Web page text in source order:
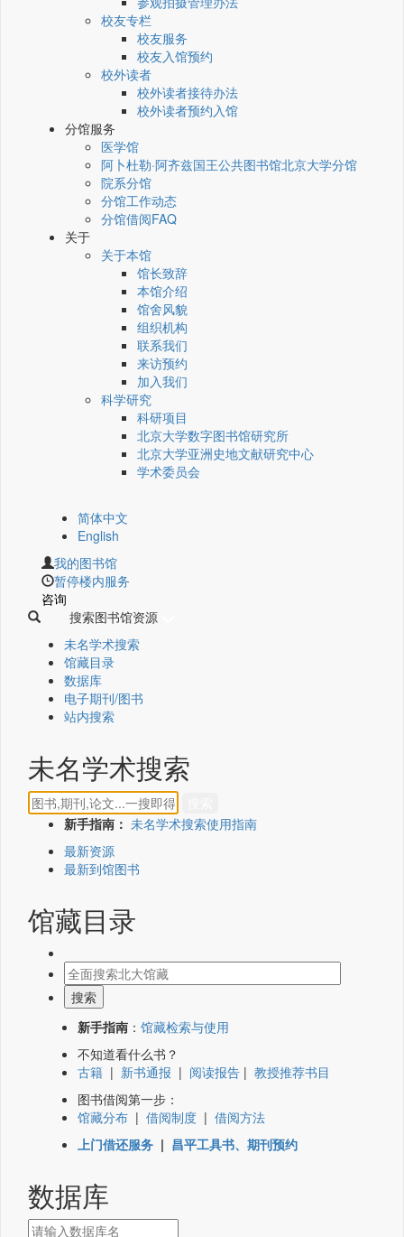
校友专栏
校友服务
校友入馆预约
校外读者
校外读者接待办法
校外读者预约入馆
分馆服务
医学馆
阿卜杜勒·阿齐兹国王公共图书馆北京大学分馆
院系分馆
分馆工作动态
分馆借阅FAQ
关于
关于本馆
馆长致辞
本馆介绍
馆舍风貌
组织机构
联系我们
来访预约
加入我们
科学研究
科研项目
北京大学数字图书馆研究所
北京大学亚洲史地文献研究中心
学术委员会
简体中文
English
我的图书馆
暂停楼内服务
咨询
搜索图书馆资源
未名学术搜索
馆藏目录
数据库
电子期刊/图书
站内搜索
未名学术搜索
新手指南： 未名学术搜索使用指南
最新资源
最新到馆图书
馆藏目录
新手指南 ： 馆藏检索与使用
不知道看什么书？
古籍 | 新书通报 | 阅读报告 | 教授推荐书目
图书借阅第一步：
馆藏分布 | 借阅制度 | 借阅方法
上门借还服务 | 昌平工具书、期刊预约
数据库